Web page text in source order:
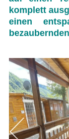
komplett
einen